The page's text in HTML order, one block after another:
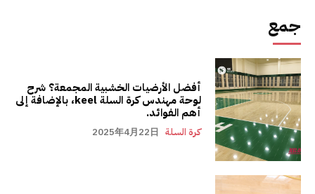
جمع
أفضل الأرضيات الخشبية المجمعة؟ شرح
لوحة مهندس كرة السلة keel، بالإضافة إلى
أهم الفوائد.
كرة السلة 2025年4月22日